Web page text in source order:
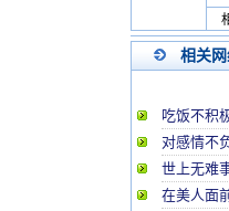
相关
吃饭不积
对感情不
世上无难
在美人面